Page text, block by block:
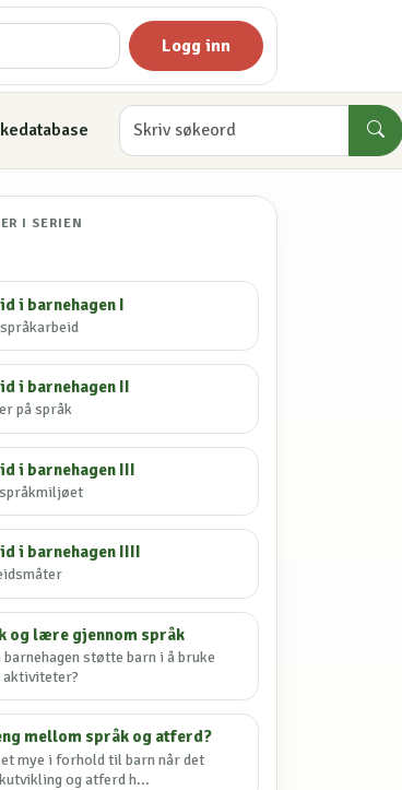
Logg inn
I SERIEN
i barnehagen I
i barnehagen II
på språk
i barnehagen III
i barnehagen IIII
og lære gjennom språk
barnehagen støtte barn i å bruke
aktiviteter?
mellom språk og atferd?
mye i forhold til barn når det
og atferd h...